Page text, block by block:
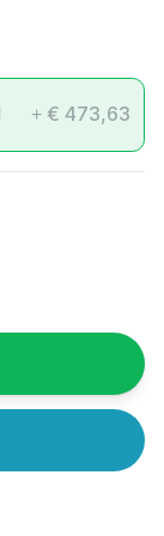
+ € 473,63